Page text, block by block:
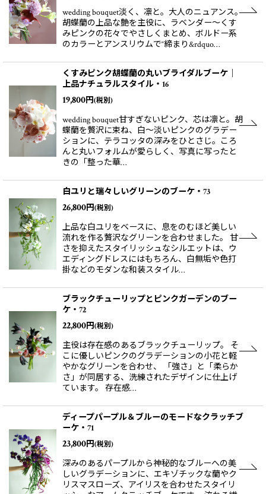
wedding bouquet淡く、凛と。大人のニュアンス。
胡蝶蘭の上品な艶を主役に、ラベンダー〜くす
みピンクの花々でやさしくまとめ、ボルドー系
のカラーとアンスリウムで“締まり&rdquo…
くすみピンク胡蝶蘭の丸いブライダルブーケ｜
上品ナチュラルスタイル・16
19,800円(税別)
wedding bouquet甘すぎないピンク、芯は凛と。胡
蝶蘭を贅沢に束ね、白〜淡いピンクのグラデー
ションに、テラコッタの深みをひとさじ。ころ
んと丸いフォルムが愛らしく、写真に写ったと
きの「整った華…
白ユリと瑞々しいグリーンのブーケ・73
26,800円(税別)
上品な白ユリをベースに、息をのむほど美しい
流れを作る贅沢なグリーンを合わせました。 甘
さを抑えたスタイリッシュなシルエットは、ウ
エディングドレスにはもちろん、白無垢や色打
掛などのモダンな和装スタイル…
ブラックチューリップとピンクガーデンのブー
ケ・72
22,800円(税別)
主役は存在感のあるブラックチューリップ。 そ
こに優しいピンクのグラデーションの小花と軽
やかなグリーンを合わせ、 「強さ」と「柔らか
さ」が同居する、洗練されたデザインに仕上げ
ています。 存在感…
ディープパープル＆ブルーのモードなクラッチブ
ーケ・71
23,800円(税別)
深みのあるパープルから神秘的なブルーへの美
しいグラデーションに、エキゾチックな蘭やク
リスマスローズ、アイリスを合わせたスタイリ